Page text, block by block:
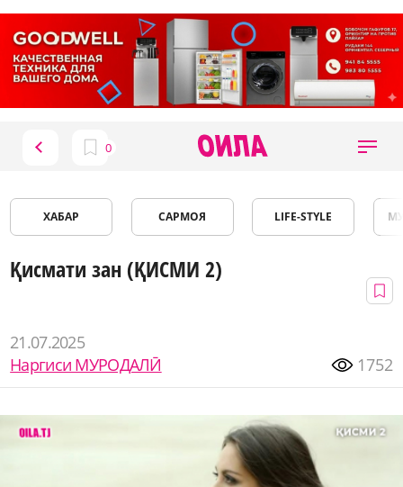
ХАБАР САРМОЯ LIFE-STYLE
Қисмати зан (ҚИСМИ 2)
21.07.2025
Наргиси МУРОДАЛӢ
1752